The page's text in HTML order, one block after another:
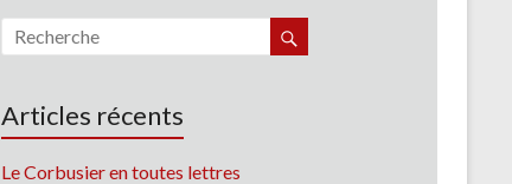
Articles récents
Le Corbusier en toutes lettres